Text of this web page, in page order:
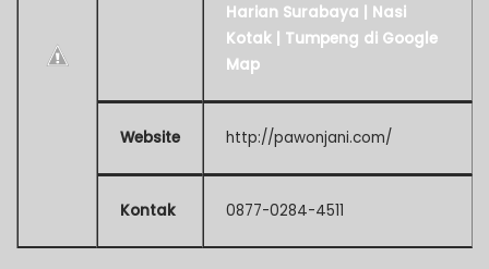
Harian Surabaya | Nasi
Kotak | Tumpeng di Google
Map
Website http://pawonjani.com/
Kontak 0877-0284-4511